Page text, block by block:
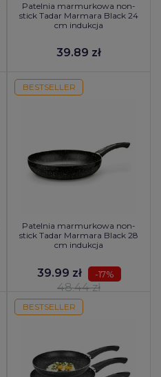
Patelnia marmurkowa non-
stick Tadar Marmara Black 24
cm indukcja
39.89 zł
BESTSELLER
Patelnia marmurkowa non-
stick Tadar Marmara Black 28
cm indukcja
39.99 zł -17%
48.44 zł
BESTSELLER